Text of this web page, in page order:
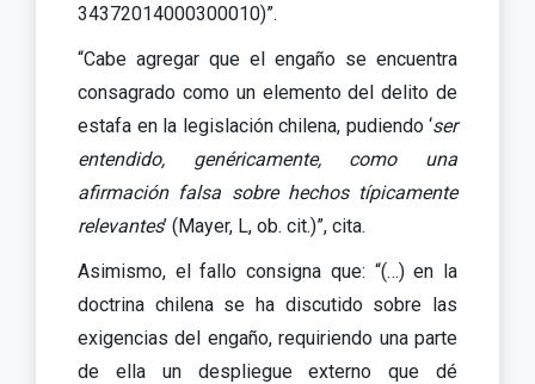
34372014000300010)”.
“Cabe agregar que el engaño se encuentra
consagrado como un elemento del delito de
estafa en la legislación chilena, pudiendo ‘ser
entendido, genéricamente, como una
afirmación falsa sobre hechos típicamente
relevantes’ (Mayer, L, ob. cit.)”, cita.
Asimismo, el fallo consigna que: “(…) en la
doctrina chilena se ha discutido sobre las
exigencias del engaño, requiriendo una parte
de ella un despliegue externo que dé